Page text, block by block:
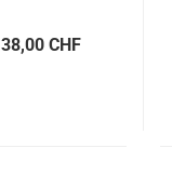
38,00 CHF